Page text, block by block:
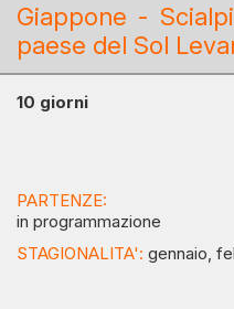
Giappone -
paese del Sol
10 giorni
PARTENZE:
in programmazione
STAGIONALITA': gennaio,